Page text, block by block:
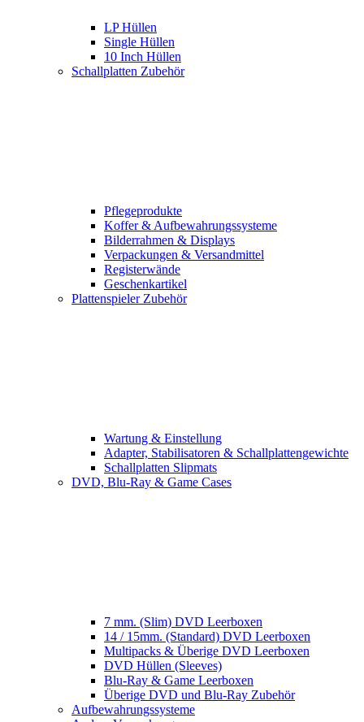
LP Hüllen
Single Hüllen
10 Inch Hüllen
Schallplatten Zubehör
Pflegeprodukte
Koffer & Aufbewahrungssysteme
Bilderrahmen & Displays
Verpackungen & Versandmittel
Registerwände
Geschenkartikel
Plattenspieler Zubehör
Wartung & Einstellung
Adapter, Stabilisatoren & Schallplattengewichte
Schallplatten Slipmats
DVD, Blu-Ray & Game Cases
7 mm. (Slim) DVD Leerboxen
14 / 15mm. (Standard) DVD Leerboxen
Multipacks & Überige DVD Leerboxen
DVD Hüllen (Sleeves)
Blu-Ray & Game Leerboxen
Überige DVD und Blu-Ray Zubehör
Aufbewahrungssysteme